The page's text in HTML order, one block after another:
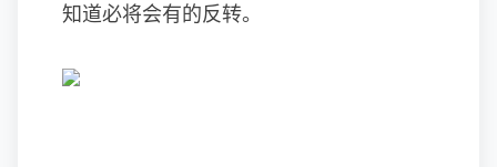
知道必将会有的反转。